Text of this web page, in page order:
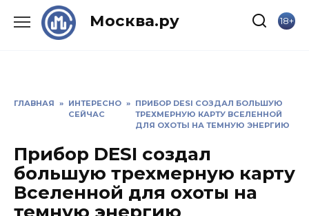
Москва.ру 18+
ГЛАВНАЯ » ИНТЕРЕСНО
СЕЙЧАС
» ПРИБОР DESI СОЗДАЛ БОЛЬШУЮ
ТРЕХМЕРНУЮ КАРТУ ВСЕЛЕННОЙ
ДЛЯ ОХОТЫ НА ТЕМНУЮ ЭНЕРГИЮ
Прибор DESI создал
большую трехмерную карту
Вселенной для охоты на